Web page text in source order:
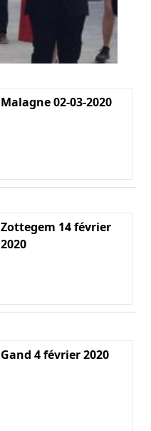
Malagne 02-03-2020
Zottegem 14 février
2020
Gand 4 février 2020